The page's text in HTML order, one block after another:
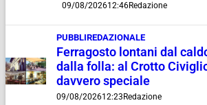
09/08/202612:46Redazione
PUBBLIREDAZIONALE
Ferragosto lontani dal
dalla folla: al Crotto
davvero speciale
09/08/202612:23 Redazione